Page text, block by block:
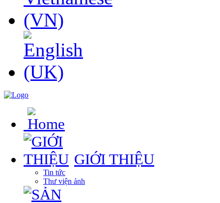
GIỚI THIỆU
Tin tức
Thư viện ảnh